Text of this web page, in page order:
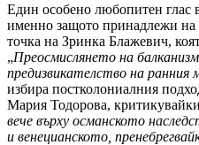
Един особено любопитен глас
именно защото принадлежи на
точка на Зринка Блажевич,
„Преосмислянето на
предизвикателство на ранния
избира постколониалния
Мария Тодорова,
вече върху османското
и венецианското,